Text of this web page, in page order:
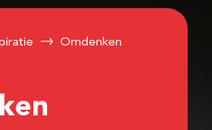
Omdenken